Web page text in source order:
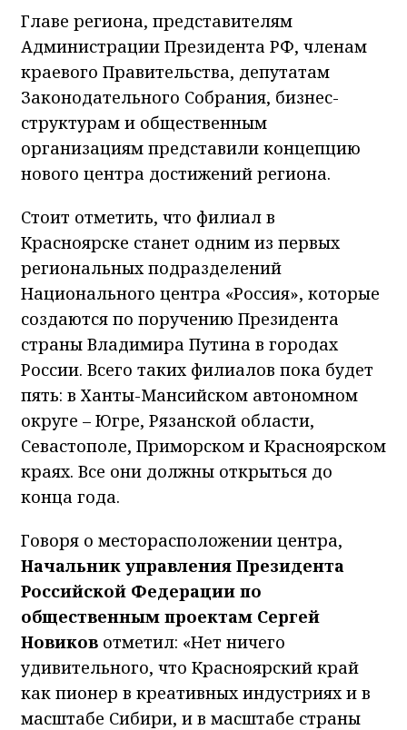
Главе региона, представителям
Администрации Президента РФ, членам
краевого Правительства, депутатам
Законодательного Собрания, бизнес-
структурам и общественным
организациям представили концепцию
нового центра достижений региона.
Стоит отметить, что филиал в
Красноярске станет одним из первых
региональных подразделений
Национального центра «Россия», которые
создаются по поручению Президента
страны Владимира Путина в городах
России. Всего таких филиалов пока будет
пять: в Ханты-Мансийском автономном
округе – Югре, Рязанской области,
Севастополе, Приморском и Красноярском
краях. Все они должны открыться до
конца года.
Говоря о месторасположении центра,
Начальник управления Президента
Российской Федерации по
общественным проектам Сергей
Новиков отметил: «Нет ничего
удивительного, что Красноярский край
как пионер в креативных индустриях и в
масштабе Сибири, и в масштабе страны